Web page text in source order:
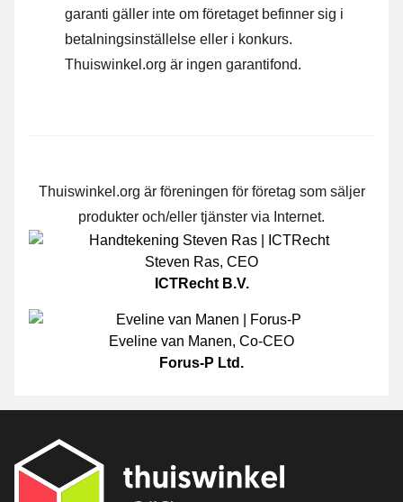
garanti gäller inte om företaget befinner sig i
betalningsinställelse eller i konkurs.
Thuiswinkel.org är ingen garantifond.
Thuiswinkel.org är föreningen för företag som säljer
produkter och/eller tjänster via Internet.
Steven Ras, CEO
ICTRecht B.V.
Eveline van Manen, Co-CEO
Forus-P Ltd.